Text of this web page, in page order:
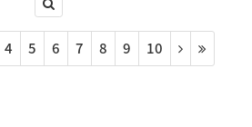
4 5 6 7 8 9 10